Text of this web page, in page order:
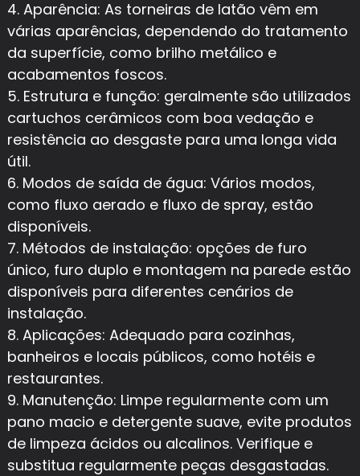
4. Aparência: As torneiras de latão vêm em
várias aparências, dependendo do tratamento
da superfície, como brilho metálico e
acabamentos foscos.
5. Estrutura e função: geralmente são utilizados
cartuchos cerâmicos com boa vedação e
resistência ao desgaste para uma longa vida
útil.
6. Modos de saída de água: Vários modos,
como fluxo aerado e fluxo de spray, estão
disponíveis.
7. Métodos de instalação: opções de furo
único, furo duplo e montagem na parede estão
disponíveis para diferentes cenários de
instalação.
8. Aplicações: Adequado para cozinhas,
banheiros e locais públicos, como hotéis e
restaurantes.
9. Manutenção: Limpe regularmente com um
pano macio e detergente suave, evite produtos
de limpeza ácidos ou alcalinos. Verifique e
substitua regularmente peças desgastadas.